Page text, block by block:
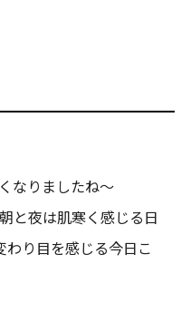
なりましたね〜
と夜は肌寒く感じる日
り目を感じる今日こ